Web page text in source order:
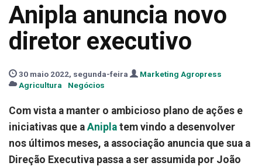
Anipla anuncia novo
diretor executivo
30 maio 2022, segunda-feira
Marketing Agropress
Agricultura
Negócios
Com vista a manter o ambicioso plano de ações e
iniciativas que a Anipla tem vindo a desenvolver
nos últimos meses, a associação anuncia que sua a
Direção Executiva passa a ser assumida por João